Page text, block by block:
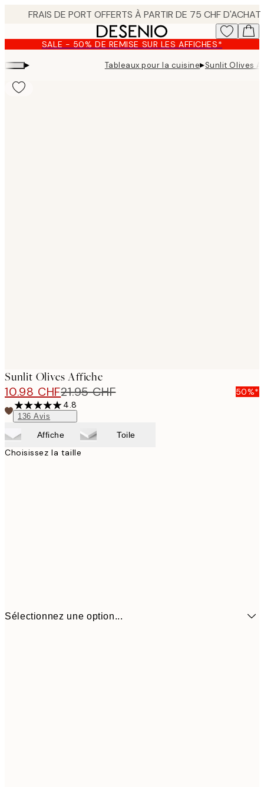
content.SALE - 50% DE REMISE SUR LES AFFICHES*
▸ Tableaux pour la cuisine▸Sunlit Olives
Sunlit Olives Affiche
10.98 CHF21.95 CHF
50%*
4.8
136 Avis
Affiche Toile
Choisissez la taille
Sélectionnez une option...